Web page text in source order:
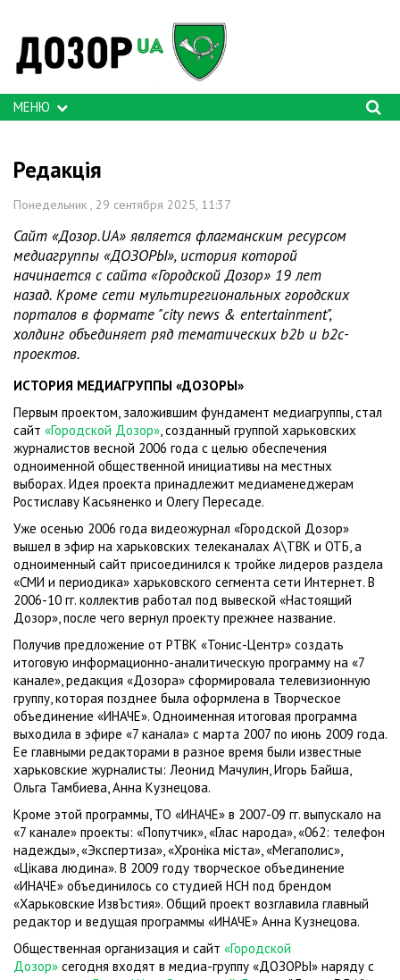
МЕНЮ
Редакція
Понедельник , 29 сентября 2025, 11:37
Сайт «Дозор.UA» является флагманским ресурсом
медиагруппы «ДОЗОРЫ», история которой
начинается с сайта «Городской Дозор» 19 лет
назад. Кроме сети мультирегиональных городских
порталов в формате "city news & entertainment",
холдинг объединяет ряд тематических b2b и b2c-
проектов.
ИСТОРИЯ МЕДИАГРУППЫ «ДОЗОРЫ»
Первым проектом, заложившим фундамент медиагруппы, стал
сайт «Городской Дозор», созданный группой харьковских
журналистов весной 2006 года с целью обеспечения
одноименной общественной инициативы на местных
выборах. Идея проекта принадлежит медиаменеджерам
Ростиславу Касьяненко и Олегу Пересаде.
Уже осенью 2006 года видеожурнал «Городской Дозор»
вышел в эфир на харьковских телеканалах А\ТВК и ОТБ, а
одноименный сайт присоединился к тройке лидеров раздела
«СМИ и периодика» харьковского сегмента сети Интернет. В
2006-10 гг. коллектив работал под вывеской «Настоящий
Дозор», после чего вернул проекту прежнее название.
Получив предложение от РТВК «Тонис-Центр» создать
итоговую информационно-аналитическую программу на «7
канале», редакция «Дозора» сформировала телевизионную
группу, которая позднее была оформлена в Творческое
объединение «ИНАЧЕ». Одноименная итоговая программа
выходила в эфире «7 канала» с марта 2007 по июнь 2009 года.
Ее главными редакторами в разное время были известные
харьковские журналисты: Леонид Мачулин, Игорь Байша,
Ольга Тамбиева, Анна Кузнецова.
Кроме этой программы, ТО «ИНАЧЕ» в 2007-09 гг. выпускало на
«7 канале» проекты: «Попутчик», «Глас народа», «062: телефон
надежды», «Экспертиза», «Хронiка мiста», «Мегаполис»,
«Цiкава людина». В 2009 году творческое объединение
«ИНАЧЕ» объединилось со студией НСН под брендом
«Харьковские ИзвЪстия». Общий проект возглавила главный
редактор и ведущая программы «ИНАЧЕ» Анна Кузнецова.
Общественная организация и сайт «Городской
Дозор» сегодня входят в медиа-группу «ДОЗОРЫ» наряду с